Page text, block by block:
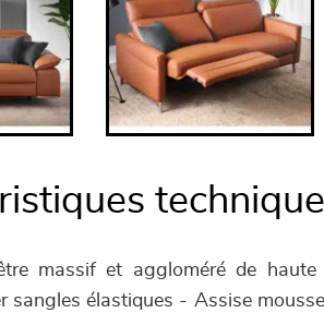
massif et aggloméré de
sangles élastiques - Assise